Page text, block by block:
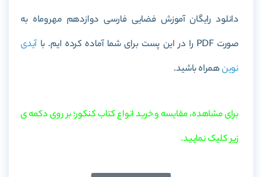
دانلود رایگانآموزش فضایی فارسی دوازدهم مهروماه به
صورت PDF را در این پست برای شما آماده کرده ایم. با
آیدی
نوینهمراه باشید.
برای مشاهده، مقایسه و خرید انواع کتاب کنکور؛ بر روی دکمه ی
زیر کلیک نمایید.